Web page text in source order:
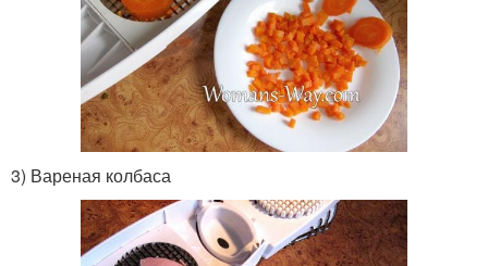
3) Вареная колбаса